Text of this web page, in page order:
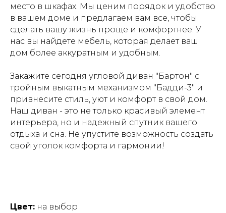
место в шкафах. Мы ценим порядок и удобство
в вашем доме и предлагаем вам все, чтобы
сделать вашу жизнь проще и комфортнее. У
нас вы найдете мебель, которая делает ваш
дом более аккуратным и удобным.
Закажите сегодня угловой диван "Бартон" с
тройным выкатным механизмом "Бадди-3" и
привнесите стиль, уют и комфорт в свой дом.
Наш диван - это не только красивый элемент
интерьера, но и надежный спутник вашего
отдыха и сна. Не упустите возможность создать
свой уголок комфорта и гармонии!
Цвет: на выбор